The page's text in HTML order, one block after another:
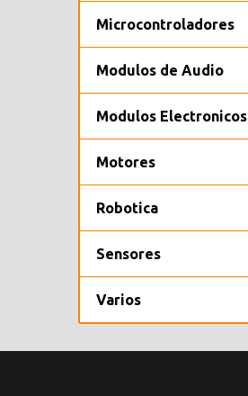
Microcontroladores
Modulos de Audio
Modulos Electronicos
Motores
Robotica
Sensores
Varios